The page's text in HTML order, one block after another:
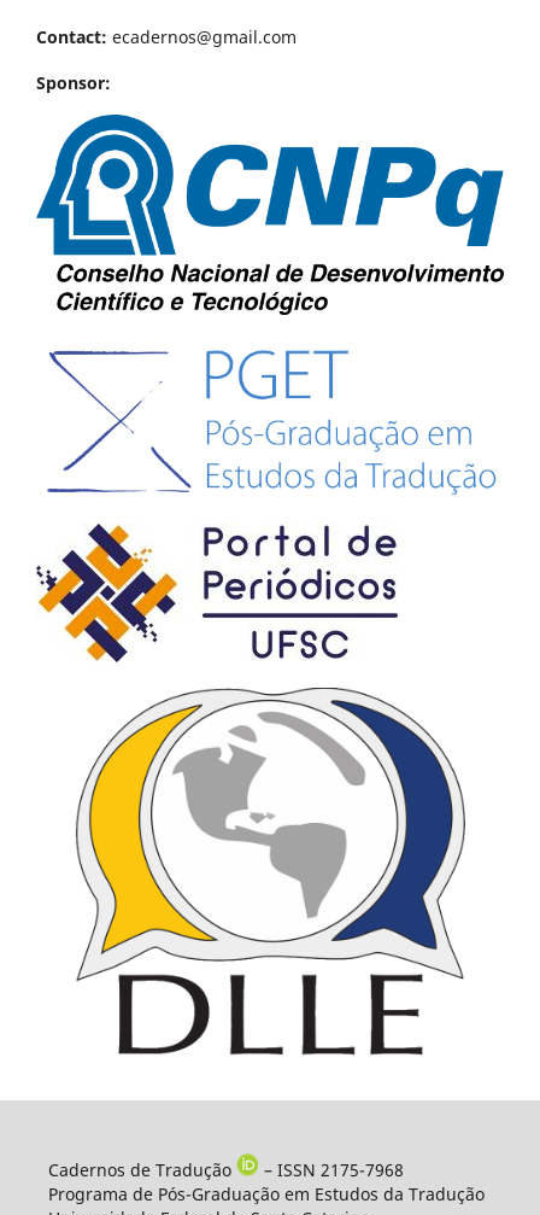
Contact: ecadernos@gmail.com
Sponsor:
Cadernos de Tradução
– ISSN 2175-7968
Programa de Pós-Graduação em Estudos da Tradução